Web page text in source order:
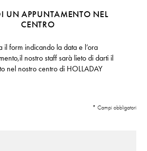
UN APPUNTAMENTO NEL
CENTRO
il form indicando la data e l’ora
nostro staff sarà lieto di darti il
nel nostro centro di HOLLADAY
* Campi obbligatori